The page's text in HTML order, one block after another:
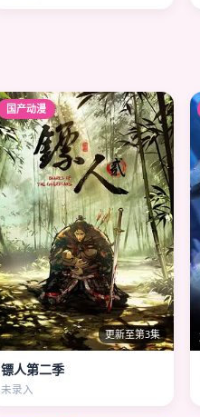
国产动漫
更新至第3集
镖人第二季
未录入